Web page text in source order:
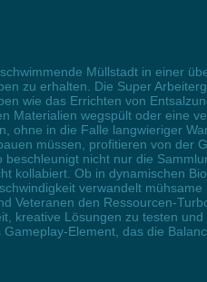
Müllstadt in einer
zu erhalten. Die Super
wie das Errichten von
wegspült oder eine
in die Falle langwieriger
müssen, profitieren von der
nicht nur die
kollabiert. Ob in dynamischen
verwandelt
Veteranen den Ressourcen-
kreative Lösungen zu testen
Element, das die